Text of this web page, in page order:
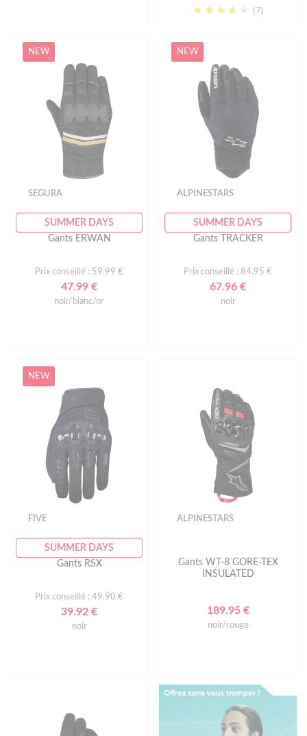
(7)
NEW
SEGURA
SUMMER DAYS
Gants ERWAN
Prix conseillé : 59.99 €
47.99 €
noir/blanc/or
NEW
ALPINESTARS
SUMMER DAYS
Gants TRACKER
Prix conseillé : 84.95 €
67.96 €
noir
NEW
FIVE
SUMMER DAYS
Gants RSX
Prix conseillé : 49.90 €
39.92 €
noir
ALPINESTARS
Gants WT-8 GORE-TEX
INSULATED
189.95 €
noir/rouge